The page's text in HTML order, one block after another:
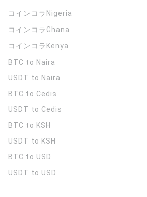
コインコラ Nigeria
コインコラ Ghana
コインコラ Kenya
BTC to Naira
USDT to Naira
BTC to Cedis
USDT to Cedis
BTC to KSH
USDT to KSH
BTC to USD
USDT to USD